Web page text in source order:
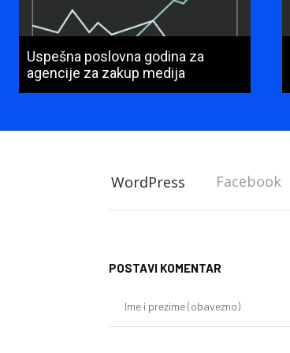
Uspešna poslovna godina za
agencije za zakup medija
WordPress Facebook
POSTAVI KOMENTAR